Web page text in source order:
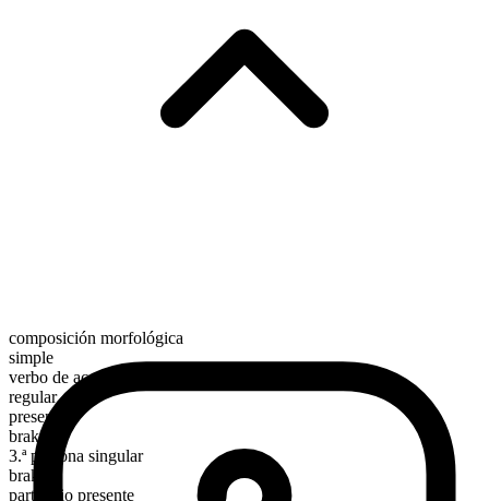
composición morfológica
simple
verbo de acción
regular
presente
brake
3.ª persona singular
brakes
participio presente